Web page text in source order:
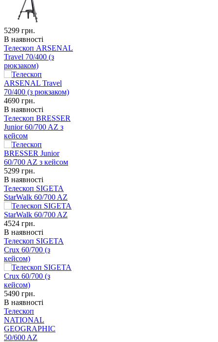
5299 грн.
В наявності
Телескоп ARSENAL
Travel 70/400 (з
рюкзаком)
4690 грн.
В наявності
Телескоп BRESSER
Junior 60/700 AZ з
кейсом
5299 грн.
В наявності
Телескоп SIGETA
StarWalk 60/700 AZ
4524 грн.
В наявності
Телескоп SIGETA
Crux 60/700 (з
кейсом)
5490 грн.
В наявності
Телескоп
NATIONAL
GEOGRAPHIC
50/600 AZ